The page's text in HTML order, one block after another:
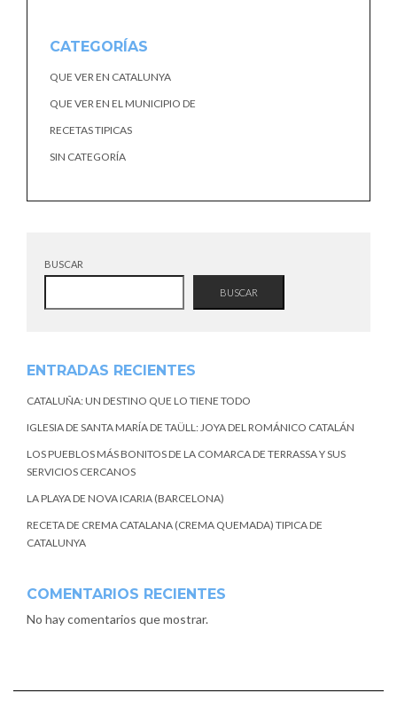
CATEGORÍAS
QUE VER EN CATALUNYA
QUE VER EN EL MUNICIPIO DE
RECETAS TIPICAS
SIN CATEGORÍA
BUSCAR
BUSCAR
ENTRADAS RECIENTES
CATALUÑA: UN DESTINO QUE LO TIENE TODO
IGLESIA DE SANTA MARÍA DE TAÜLL: JOYA DEL ROMÁNICO CATALÁN
LOS PUEBLOS MÁS BONITOS DE LA COMARCA DE TERRASSA Y SUS
SERVICIOS CERCANOS
LA PLAYA DE NOVA ICARIA (BARCELONA)
RECETA DE CREMA CATALANA (CREMA QUEMADA) TIPICA DE
CATALUNYA
COMENTARIOS RECIENTES
No hay comentarios que mostrar.